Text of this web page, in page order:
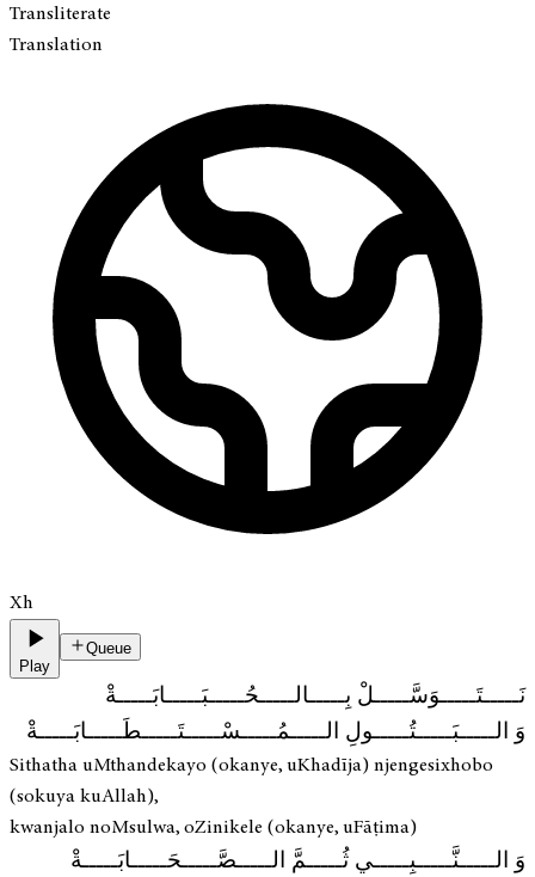
Transliterate
Translation
Xh
Play
Queue
نَـــــتَـــــوَسَّـــــلْ بِـــــالـــــحُـــــبَـــــابَـــــةْ
وَ الـــــبَـــــتُـــــولِ الـــــمُـــــسْـــــتَـــــطَـــــابَـــــةْ
Sithatha uMthandekayo (okanye, uKhadīja) njengesixhobo
(sokuya kuAllah),
kwanjalo noMsulwa, oZinikele (okanye, uFāṭima)
وَ الـــــنَّـــــبِـــــي ثُـــــمَّ الـــــصَّـــــحَـــــابَـــــةْ